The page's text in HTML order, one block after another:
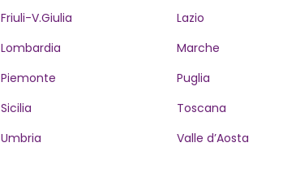
Friuli-V.Giulia
Lazio
Lombardia
Marche
Piemonte
Puglia
Sicilia
Toscana
Umbria
Valle d’Aosta